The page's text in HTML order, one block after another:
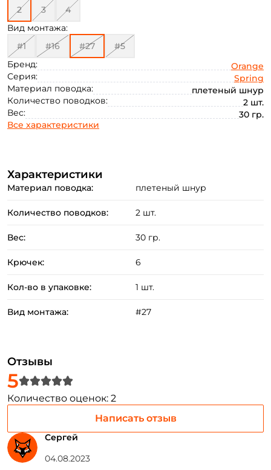
2
3
4
Вид монтажа:
#1
#16 #27
#5
Бренд:
Orange
Серия:
Spring
Материал поводка:
плетеный шнур
Количество поводков:
2 шт.
Вес:
30 гр.
Все характеристики
Характеристики
Материал поводка: плетеный шнур
Количество поводков: 2 шт.
Вес: 30 гр.
Крючек: 6
Кол-во в упаковке: 1 шт.
Вид монтажа: #27
Отзывы
5
Количество оценок: 2
Написать отзыв
Сергей
04.08.2023
Создать аккаунт
Номер телефона: *
Повторите пароль: *
Заполняя данную форму вы соглашаетесь на обработку
персональных данных
Создать аккаунт
У меня уже есть аккаунт